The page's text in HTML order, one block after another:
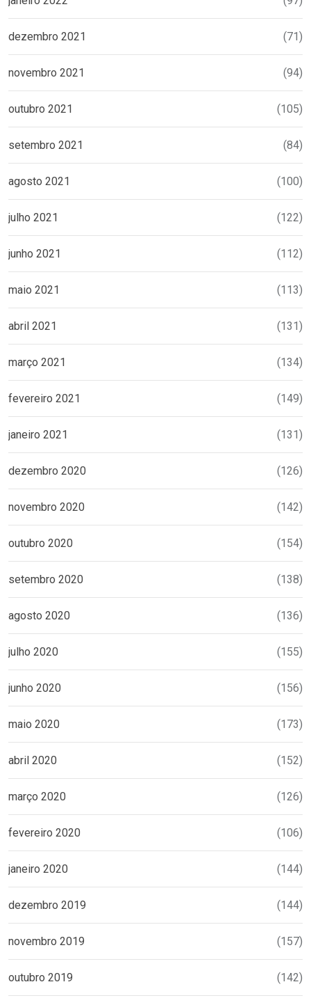
dezembro 2021 (71)
novembro 2021 (94)
outubro 2021 (105)
setembro 2021 (84)
agosto 2021 (100)
julho 2021 (122)
junho 2021 (112)
maio 2021 (113)
abril 2021 (131)
março 2021 (134)
fevereiro 2021 (149)
janeiro 2021 (131)
dezembro 2020 (126)
novembro 2020 (142)
outubro 2020 (154)
setembro 2020 (138)
agosto 2020 (136)
julho 2020 (155)
junho 2020 (156)
maio 2020 (173)
abril 2020 (152)
março 2020 (126)
fevereiro 2020 (106)
janeiro 2020 (144)
dezembro 2019 (144)
novembro 2019 (157)
outubro 2019 (142)